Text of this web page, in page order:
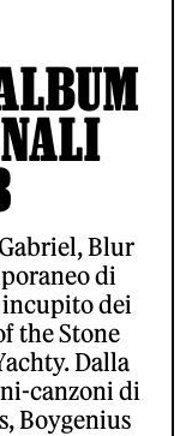
Blur
di
incupito dei
the Stone
Dalla
canzoni di
Boygenius